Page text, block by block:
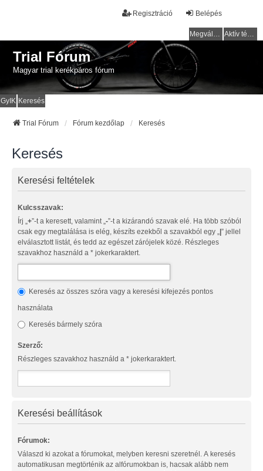
Belépés
Regisztráció
Megválaszolatlan témák Aktív témák
Trial Fórum
Magyar trial kerékpáros fórum
GyIK Keresés
Trial Fórum Fórum kezdőlap Keresés
Keresés
Keresési feltételek
Kulcsszavak:
Írj „ +”-t a keresett, valamint „ -”-t a kizárandó szavak elé. Ha több szóból
csak egy megtalálása is elég, készíts ezekből a szavakból egy „ |” jellel
elválasztott listát, és tedd az egészet zárójelek közé. Részleges
szavakhoz használd a * jokerkaraktert.
Keresés az összes szóra vagy a keresési kifejezés pontos
használata
Keresés bármely szóra
Szerző:
Részleges szavakhoz használd a * jokerkaraktert.
Keresési beállítások
Fórumok:
Válaszd ki azokat a fórumokat, melyben keresni szeretnél. A keresés
automatikusan megtörténik az alfórumokban is, hacsak alább nem